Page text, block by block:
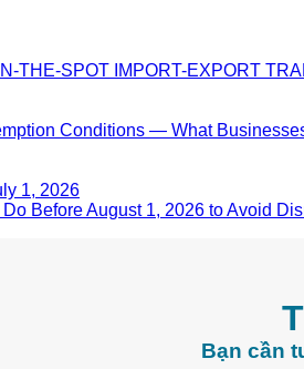
THE-SPOT IMPORT-EXPORT
Conditions — What
1, 2026
Before August 1, 2026 to Avoid
Bạn cần